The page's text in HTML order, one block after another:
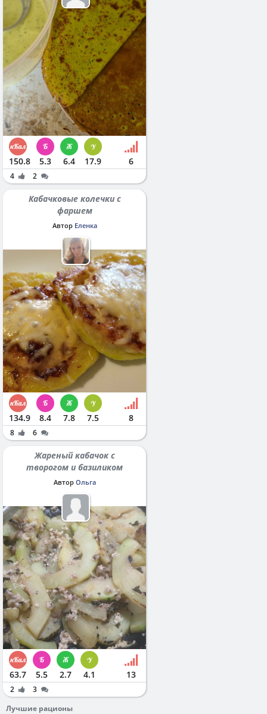
150.8 5.3 6.4 17.9 6
4 2
Кабачковые колечки с
фаршем
Автор Еленка
134.9 8.4 7.8 7.5 8
8 6
Жареный кабачок с
творогом и базиликом
Автор Ольга
63.7 5.5 2.7 4.1 13
2
3
Лучшие рационы